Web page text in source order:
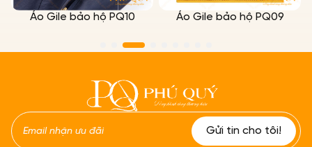
Áo Gile bảo hộ PQ10 Áo Gile bảo hộ PQ09